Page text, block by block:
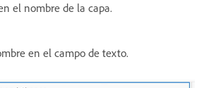
el nombre de la capa.
en el campo de texto.